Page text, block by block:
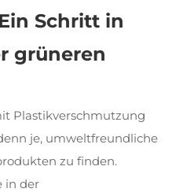
Schritt in
grüneren
Plastikverschmutzung
je, umweltfreundliche
zu finden.
in der